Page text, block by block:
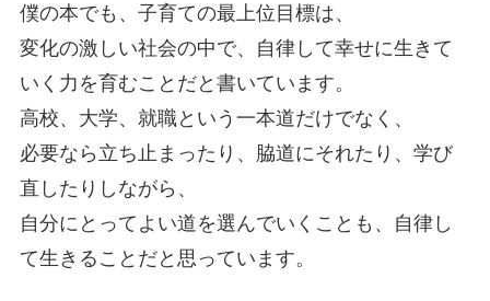
僕の本でも、子育ての最上位目標は、
変化の激しい社会の中で、自律して幸せに生きて
いく力を育むことだと書いています。
高校、大学、就職という一本道だけでなく、
必要なら立ち止まったり、脇道にそれたり、学び
直したりしながら、
自分にとってよい道を選んでいくことも、自律し
て生きることだと思っています。